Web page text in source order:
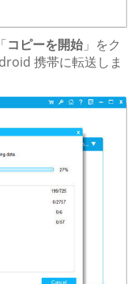
コピーを開始 」をク
携帯に転送しま